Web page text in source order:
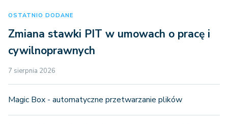
OSTATNIO DODANE
Zmiana stawki PIT w umowach o pracę i
cywilnoprawnych
7 sierpnia 2026
Magic Box - automatyczne przetwarzanie plików